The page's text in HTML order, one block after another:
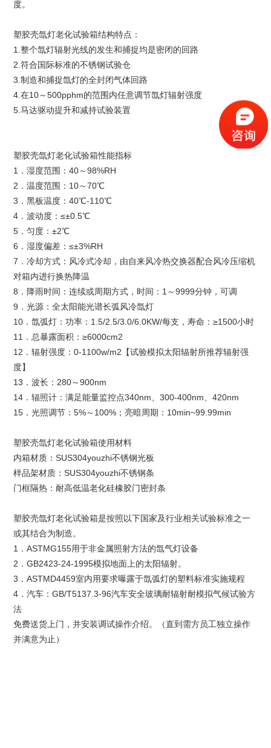
度。
塑胶壳氙灯老化试验箱结构特点：
1.整个氙灯辐射光线的发生和捕捉均是密闭的回路
2.符合国际标准的不锈钢试验仓
3.制造和捕捉氙灯的全封闭气体回路
4.在10～500pphm的范围内任意调节氙灯辐射强度
5.马达驱动提升和减持试验装置
塑胶壳氙灯老化试验箱性能指标
1．湿度范围：40～98%RH
2．温度范围：10～70℃
3．黑板温度：40℃-110℃
4．波动度：≤±0.5℃
5．匀度：±2℃
6．湿度偏差：≤±3%RH
7．冷却方式：风冷式冷却，由自来风冷热交换器配合风冷压缩机
对箱内进行换热降温
8．降雨时间：连续或周期方式，时间：1～9999分钟，可调
9．光源：全太阳能光谱长弧风冷氙灯
10．氙弧灯：功率：1.5/2.5/3.0/6.0KW/每支，寿命：≥1500小时
11．总暴露面积：≥6000cm2
12．辐射强度：0-1100w/m2【试验模拟太阳辐射所推荐辐射强
度】
13．波长：280～900nm
14．辐照计：满足能量监控点340nm、300-400nm、420nm
15．光照调节：5%～100%；亮暗周期：10min~99.99min
塑胶壳氙灯老化试验箱使用材料
内箱材质：SUS304youzhi不锈钢光板
样品架材质：SUS304youzhi不锈钢条
门框隔热：耐高低温老化硅橡胶门密封条
塑胶壳氙灯老化试验箱是按照以下国家及行业相关试验标准之一
或其结合为制造。
1．ASTMG155用于非金属照射方法的氙气灯设备
2．GB2423-24-1995模拟地面上的太阳辐射。
3．ASTMD4459室内用要求曝露于氙弧灯的塑料标准实施规程
4．汽车：GB/T5137.3-96汽车安全玻璃耐辐射耐模拟气候试验方
法
免费送货上门，并安装调试操作介绍。（直到需方员工独立操作
并满意为止）